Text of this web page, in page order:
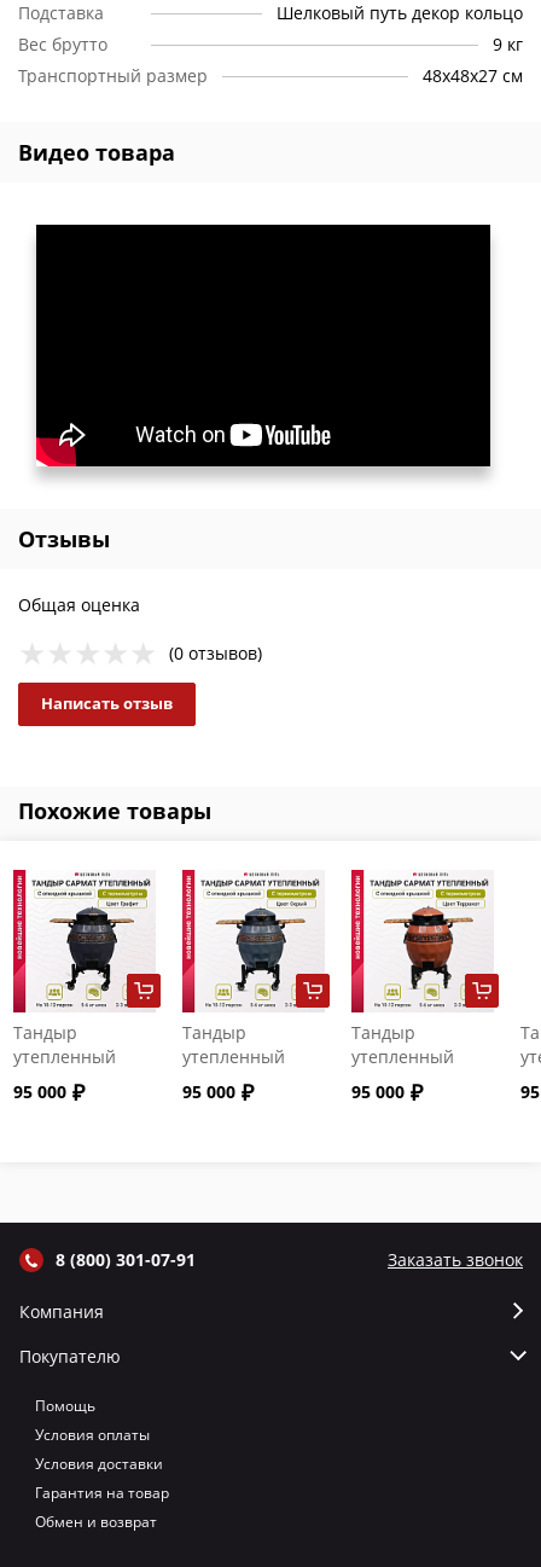
Подставка
Шелковый путь декор кольцо
Вес брутто
9 кг
Транспортный размер
48х48х27 см
Видео товара
Отзывы
Общая оценка
(0 отзывов)
Написать отзыв
Похожие товары
Тандыр
утепленный
"Сармат" с
откидной
95 000
Тандыр
утепленный
"Сармат" с
откидной
95 000
Тандыр
утепленный
"Сармат" с
откидной
95 000
8 (800) 301-07-91 Заказать звонок
Компания
Покупателю
Помощь
Условия оплаты
Условия доставки
Гарантия на товар
Обмен и возврат